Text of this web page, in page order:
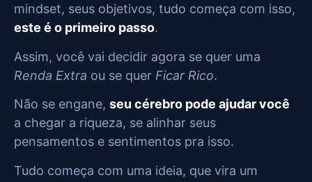
mindset, seus objetivos, tudo começa com isso,
este é o primeiro passo.
Assim, você vai decidir agora se quer uma
Renda Extra ou se quer Ficar Rico.
Não se engane, seu cérebro pode ajudar você
a chegar a riqueza, se alinhar seus
pensamentos e sentimentos pra isso.
Tudo começa com uma ideia, que vira um